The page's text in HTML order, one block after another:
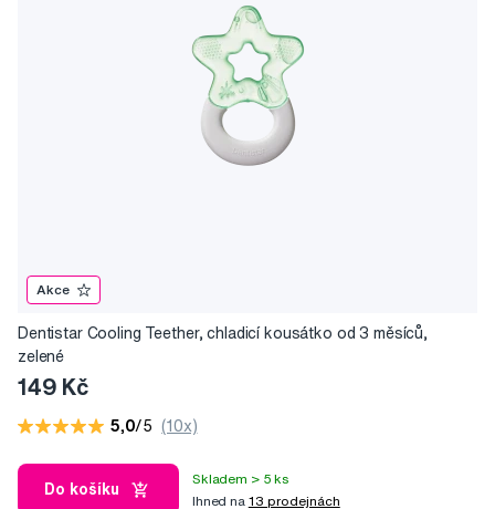
Vivaiodays, Korres a Castera. Produkty jsou speciálně vyvinuty
pro dětskou citlivou pokožku a obsahují složky přírodního
původu, které hydratují, zklidňují, chrání a změkčují. Vybírat si
můžete z produktů každodenní i speciální péče.
Akce
Dentistar Cooling Teether, chladicí kousátko od 3 měsíců,
zelené
149 Kč
5,0/5 (10x)
Do košíku
Skladem > 5 ks
Ihned na 13 prodejnách